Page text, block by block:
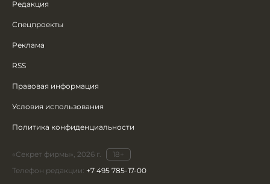
Редакция
Спецпроекты
Реклама
RSS
Правовая информация
Условия использования
Политика конфиденциальности
«Секрет фирмы», 2026 г.
18+
Телефон редакции: +7 495 785-17-00